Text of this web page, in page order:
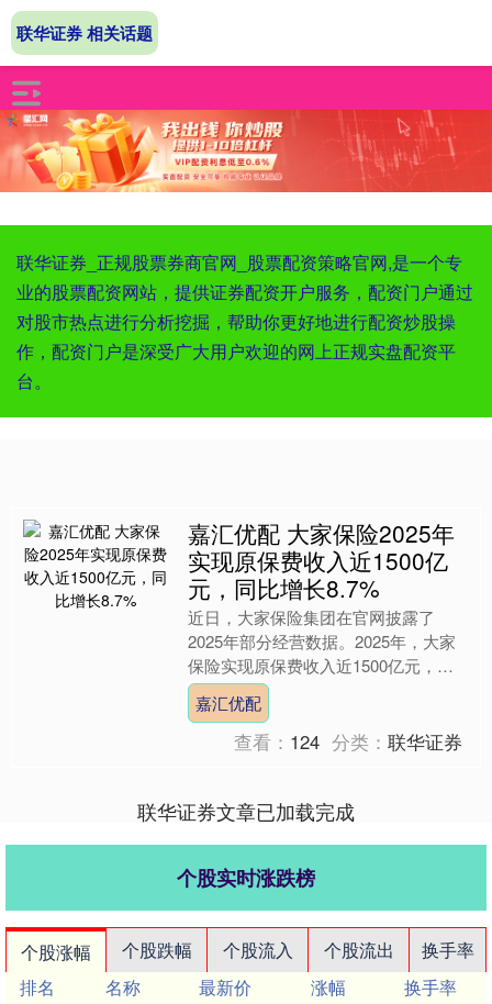
联华证券_正规股票券商官网_股票配资策略官网,是一个专
业的股票配资网站，提供证券配资开户服务，配资门户通过
对股市热点进行分析挖掘，帮助你更好地进行配资炒股操
作，配资门户是深受广大用户欢迎的网上正规实盘配资平
台。
联华证券 相关话题
嘉汇优配 大家保险2025年
实现原保费收入近1500亿
元，同比增长8.7%
近日，大家保险集团在官网披露了
2025年部分经营数据。2025年，大家
保险实现原保费收入近1500亿元，同
比增长8.7%。其中，大家财险原保费
收入首次站上百亿元....
嘉汇优配
查看： 124 分类：联华证券
联华证券文章已加载完成
个股实时涨跌榜
个股涨幅 个股跌幅 个股流入 个股流出
换手率
排名
名称 最新价 涨幅
换手率